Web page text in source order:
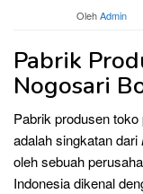
OlehAdmin
Pabrik
Nogosari
Pabrik produsen
adalah singkatan dari
oleh sebuah
Indonesia dikenal